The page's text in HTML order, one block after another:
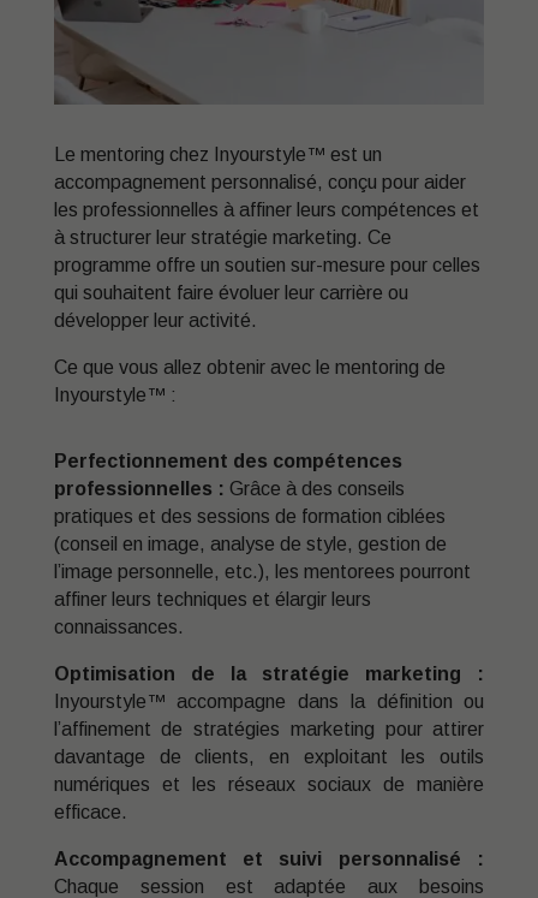
Le mentoring chez Inyourstyle™ est un
accompagnement personnalisé, conçu pour aider
les professionnelles à affiner leurs compétences et
à structurer leur stratégie marketing. Ce
programme offre un soutien sur-mesure pour celles
qui souhaitent faire évoluer leur carrière ou
développer leur activité.
Ce que vous allez obtenir avec le mentoring de
Inyourstyle™ :
Perfectionnement des compétences
professionnelles : Grâce à des conseils
pratiques et des sessions de formation ciblées
(conseil en image, analyse de style, gestion de
l’image personnelle, etc.), les mentorees pourront
affiner leurs techniques et élargir leurs
connaissances.
Optimisation de la stratégie marketing :
Inyourstyle™ accompagne dans la définition ou
l’affinement de stratégies marketing pour attirer
davantage de clients, en exploitant les outils
numériques et les réseaux sociaux de manière
efficace.
Accompagnement et suivi personnalisé :
Chaque session est adaptée aux besoins